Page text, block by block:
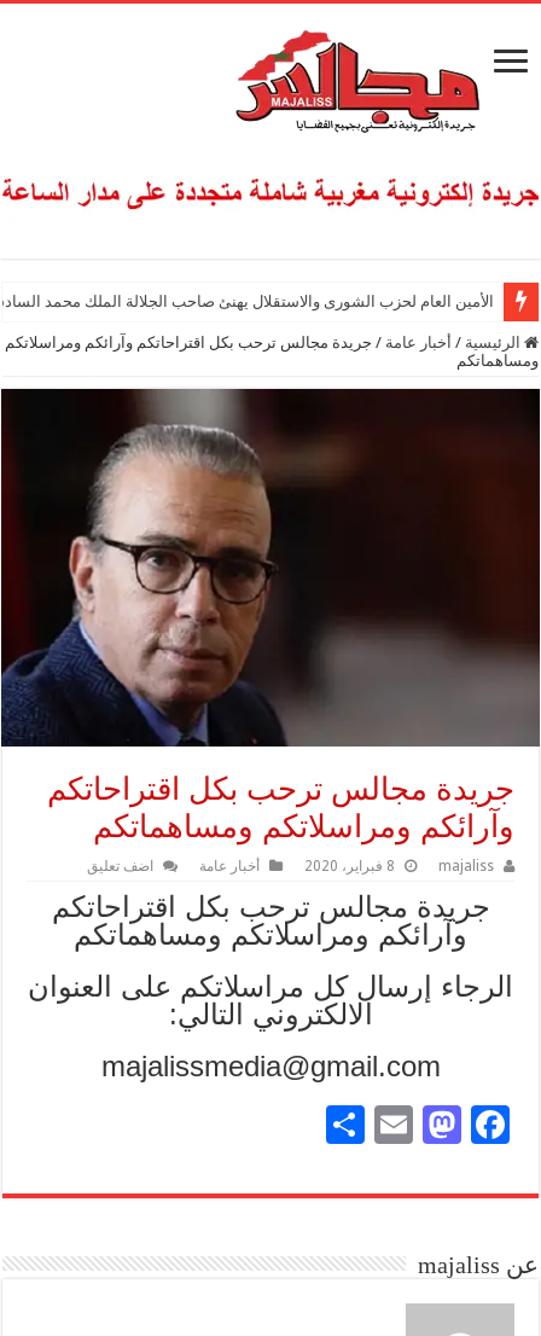
الأمين العام لحزب الشورى والاستقلال يهنئ صاحب الجلالة الملك محمد
الرئيسية / أخبار عامة / جريدة مجالس ترحب بكل اقتراحاتكم وآرائكم ومراسلاتكم
ومساهماتكم
جريدة مجالس ترحب بكل اقتراحاتكم
وآرائكم ومراسلاتكم ومساهماتكم
majaliss 8 فبراير، 2020 أخبار عامة اضف تعليق
جريدة مجالس ترحب بكل اقتراحاتكم
وآرائكم ومراسلاتكم ومساهماتكم
الرجاء إرسال كل مراسلاتكم على العنوان
الالكتروني التالي:
majalissmedia@gmail.com
Fa
bo
M
to
n
E
ail
re
عن majaliss